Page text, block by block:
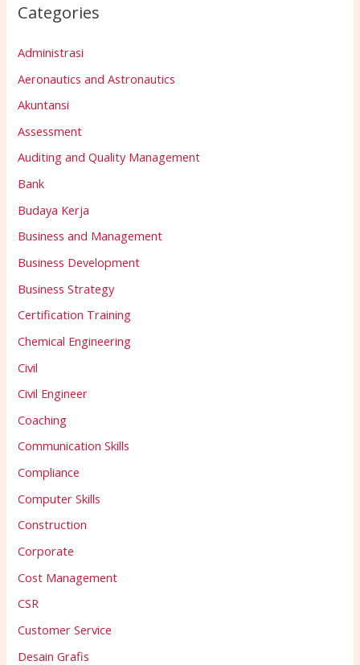
Categories
Administrasi
Aeronautics and Astronautics
Akuntansi
Assessment
Auditing and Quality Management
Bank
Budaya Kerja
Business and Management
Business Development
Business Strategy
Certification Training
Chemical Engineering
Civil
Civil Engineer
Coaching
Communication Skills
Compliance
Computer Skills
Construction
Corporate
Cost Management
CSR
Customer Service
Desain Grafis